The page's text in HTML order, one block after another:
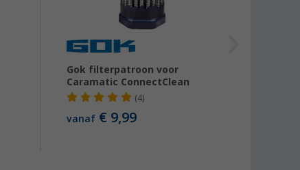
Gok filterpatroon voor
Caramatic ConnectClean
(4)
vanaf€ 9,99